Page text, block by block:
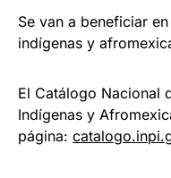
Se van a beneficiar
indígenas y
El Catálogo Nacional
Indígenas y
página: